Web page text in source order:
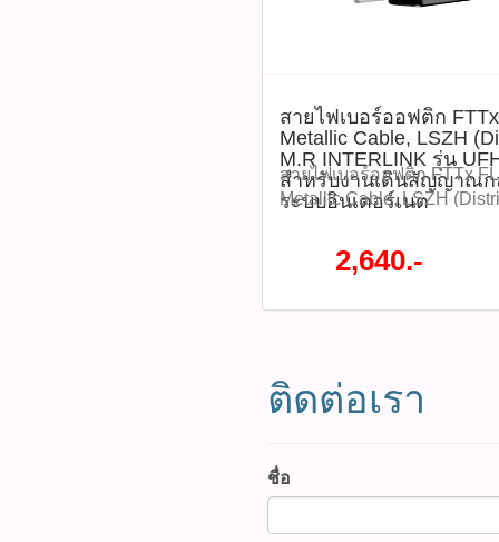
ที่นี้ 065-862-4063(sale โ
2686 (sale ตี๋)
@peeranun8336
M.R INTERLINK รุ่น
สำหรับงานเดินสัญญาณก
ระบบอินเตอร์เนต
สายไฟเบอร์ออฟติก FTTx
Metallic Cable, LSZH
INTERLINK รุ่น UFH9321
สัญญาณกล้องวงจรปิดและร
สำหรับใช้งานในโครงข่าย
ปลอดภัยจากกระแสไฟฟ้า โ
มีความเหนียวสามารถโค้ง
ราคา 3,450 บาท ลดเหลือร
UFH9321 (รหัสสินค้า :
@pbasupply4
987-3656 (saleธิป)
2,640.-
ชื่อ
เบอร์โทร